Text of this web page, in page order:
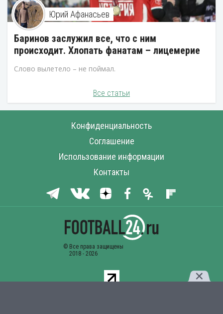
Юрий Афанасьев
Баринов заслужил все, что с ним
происходит. Хлопать фанатам – лицемерие
Слово вылетело – не поймал.
Все статьи
Конфиденциальность
Соглашение
Использование информации
Контакты